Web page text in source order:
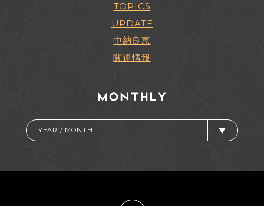
TOPICS
UPDATE
中納良恵
関連情報
YEAR / MONTH